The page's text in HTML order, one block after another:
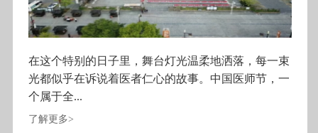
在这个特别的日子里，舞台灯光温柔地洒落，每一束
光都似乎在诉说着医者仁心的故事。中国医师节，一
个属于全...
了解更多>